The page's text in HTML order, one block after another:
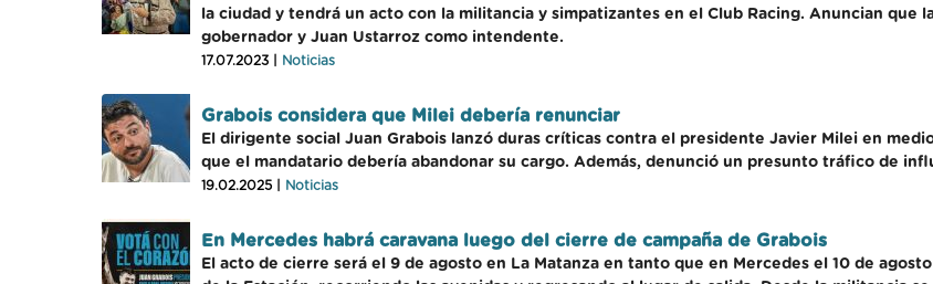
la ciudad y tendrá un acto con la militancia y simpatizantes en el Club Racing. Anuncian que
gobernador y Juan Ustarroz como intendente.
17.07.2023 | Noticias
Grabois considera que Milei debería renunciar
El dirigente social Juan Grabois lanzó duras críticas contra el presidente Javier Milei en
que el mandatario debería abandonar su cargo. Además, denunció un presunto tráfico de
19.02.2025 | Noticias
En Mercedes habrá caravana luego del cierre de campaña de Grabois
El acto de cierre será el 9 de agosto en La Matanza en tanto que en Mercedes el 10 de